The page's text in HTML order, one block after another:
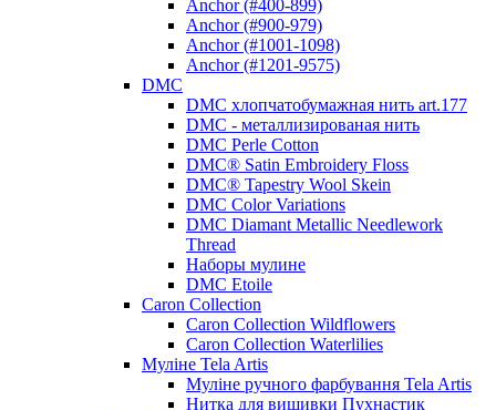
Anchor (#400-899)
Anchor (#900-979)
Anchor (#1001-1098)
Anchor (#1201-9575)
DMC
DMC хлопчатобумажная нить art.177
DMC - металлизированая нить
DMC Perle Cotton
DMC® Satin Embroidery Floss
DMC® Tapestry Wool Skein
DMC Color Variations
DMC Diamant Metallic Needlework
Thread
Наборы мулине
DMC Etoile
Caron Collection
Caron Collection Wildflowers
Caron Collection Waterlilies
Муліне Tela Artis
Муліне ручного фарбування Tela Artis
Нитка для вишивки Пухнастик